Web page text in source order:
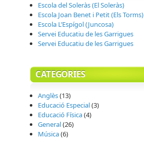
Escola del Soleràs (El Soleràs)
Escola Joan Benet i Petit (Els Torms)
Escola L’Espígol (Juncosa)
Servei Educatiu de les Garrigues
Servei Educatiu de les Garrigues
CATEGORIES
Anglès(13)
Educació Especial(3)
Educació Física(4)
General(26)
Música(6)